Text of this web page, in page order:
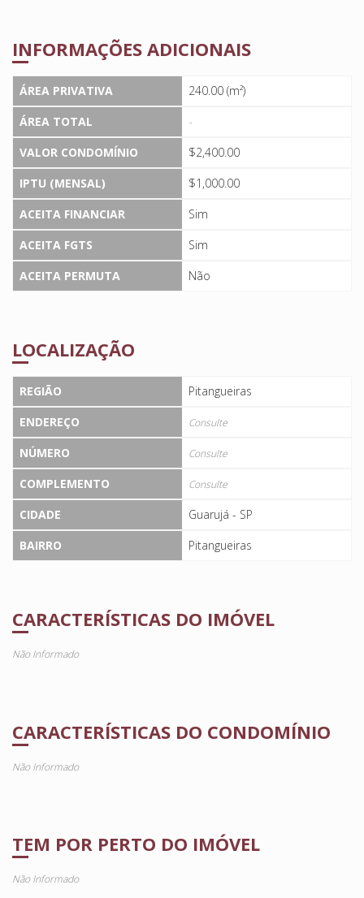
INFORMAÇÕES ADICIONAIS
ÁREA PRIVATIVA
240.00 (m²)
ÁREA TOTAL
-
VALOR CONDOMÍNIO
$2,400.00
IPTU (MENSAL)
$1,000.00
ACEITA FINANCIAR
Sim
ACEITA FGTS
Sim
ACEITA PERMUTA
Não
LOCALIZAÇÃO
REGIÃO
Pitangueiras
ENDEREÇO
Consulte
NÚMERO Consulte
COMPLEMENTO Consulte
CIDADE
Guarujá - SP
BAIRRO
Pitangueiras
CARACTERÍSTICAS DO IMÓVEL
Não Informado
CARACTERÍSTICAS DO CONDOMÍNIO
Não Informado
TEM POR PERTO DO IMÓVEL
Não Informado